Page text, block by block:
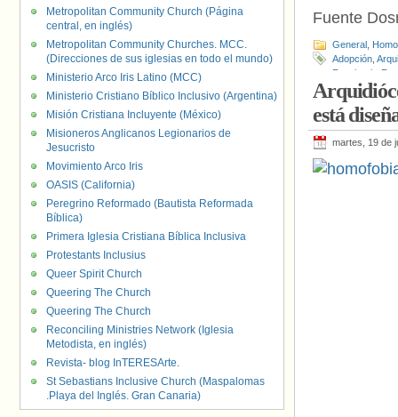
Fuente
General
Adopción
Facebook
México
está
martes, 19 de
Metropolitan Community Church (Página
central, en inglés)
Metropolitan Community Churches. MCC.
(Direcciones de sus iglesias en todo el mundo)
Ministerio Arco Iris Latino (MCC)
Ministerio Cristiano Bíblico Inclusivo (Argentina)
Misión Cristiana Incluyente (México)
Misioneros Anglicanos Legionarios de
Jesucristo
Movimiento Arco Iris
OASIS (California)
Peregrino Reformado (Bautista Reformada
Bíblica)
Primera Iglesia Cristiana Bíblica Inclusiva
Protestants Inclusius
Queer Spirit Church
Queering The Church
Queering The Church
Reconciling Ministries Network (Iglesia
Metodista, en inglés)
Revista- blog InTERESArte.
St Sebastians Inclusive Church (Maspalomas
.Playa del Inglés. Gran Canaria)